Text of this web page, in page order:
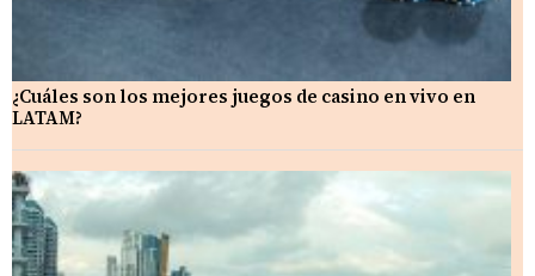
¿Cuáles son los mejores juegos de casino en vivo en
LATAM?